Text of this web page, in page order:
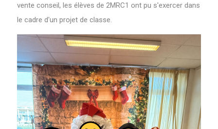
vente conseil, les élèves de 2MRC1 ont pu s'exercer dans
le cadre d'un projet de classe.